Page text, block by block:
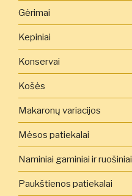
Gėrimai
Kepiniai
Konservai
Košės
Makaronų variacijos
Mėsos patiekalai
Naminiai gaminiai ir ruošiniai
Paukštienos patiekalai